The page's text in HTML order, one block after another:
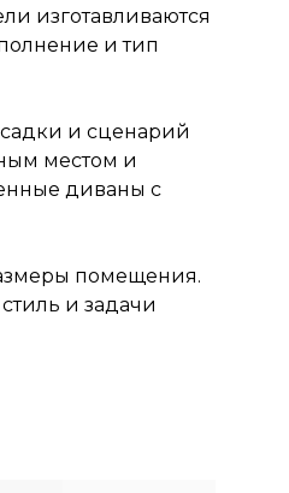
изготавливаются
и тип
и сценарий
местом и
диваны с
помещения.
и задачи